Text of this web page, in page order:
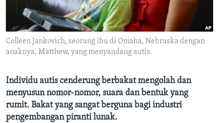
Colleen Jankovich, seorang ibu di Omaha, Nebraska dengan
anaknya, Matthew, yang menyandang autis.
Individu autis cenderung berbakat mengolah dan
menyusun nomor-nomor, suara dan bentuk yang
rumit. Bakat yang sangat berguna bagi industri
pengembangan piranti lunak.